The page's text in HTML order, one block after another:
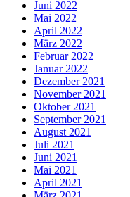
Juni 2022
Mai 2022
April 2022
März 2022
Februar 2022
Januar 2022
Dezember 2021
November 2021
Oktober 2021
September 2021
August 2021
Juli 2021
Juni 2021
Mai 2021
April 2021